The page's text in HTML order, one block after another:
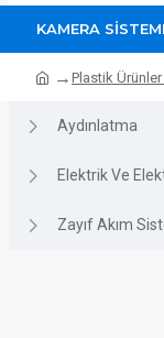
KAMERA
Plastik Ürünler
Aydınlatma
Elektrik Ve
Zayıf Akım